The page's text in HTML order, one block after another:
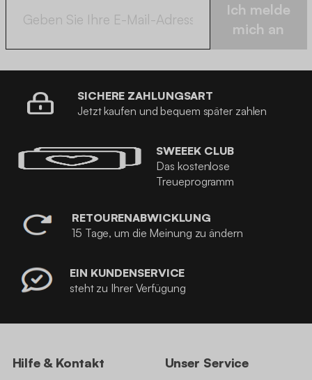
Ich melde
mich an
SICHERE ZAHLUNGSART
Jetzt kaufen und bequem später zahlen
SWEEEK CLUB
Das kostenlose
Treueprogramm
RETOURENABWICKLUNG
15 Tage, um die Meinung zu ändern
EIN KUNDENSERVICE
steht zu Ihrer Verfügung
Hilfe & Kontakt Unser Service